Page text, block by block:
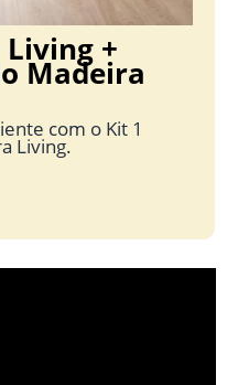
+
Madeira
com o Kit 1
Living.